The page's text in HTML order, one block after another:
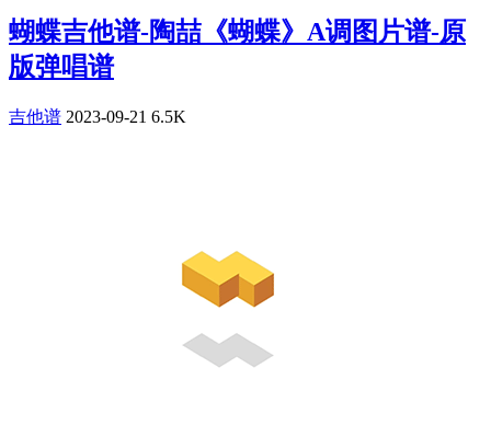
蝴蝶吉他谱-陶喆《蝴蝶》A调图片谱-原
版弹唱谱
吉他谱 2023-09-21 6.5K